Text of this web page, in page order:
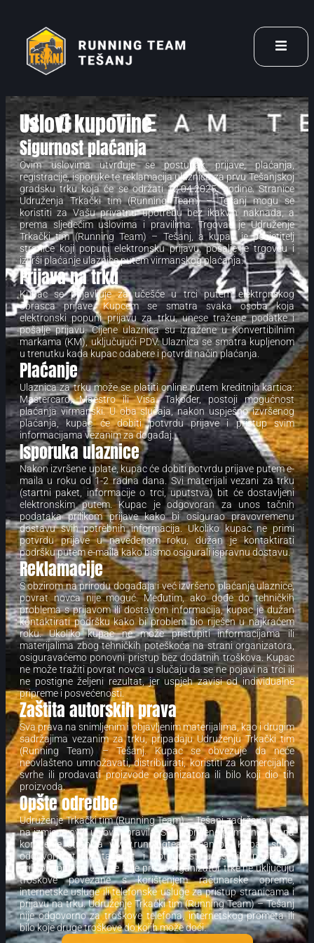
Uslovi kupovine
Sigurnost plaćanja
Ovim uslovima utvrđuje se postupak prijave, plaćanja,
registracije, isporuke te reklamacija ulaznica za prvu Tešanjskoj
gradsku trku koja će se održati 12.04.2025. godine. Stranice
Udruženja Trkački tim (Running Team) – Tešanj mogu se
koristiti za Vašu privatnu upotrebu bez ikakvih naknada, a
prema sljedećim uslovima i pravilima. Trgovac je Udruženje
Trkački tim (Running Team) – Tešanj, a kupac je posjetitelj
stranice koji popuni elektronsku prijavu, pošalje je trgovcu i
izvrši plaćanje ulaznice putem virmanskog plaćanja.
Prijava na trku
Kupac se prijavljuje za učešće u trci putem elektronskog
obrasca prijave. Kupcem se smatra svaka osoba koja
elektronski popuni prijavu za trku, unese tražene podatke i
pošalje prijavu. Cijene ulaznica su izražene u Konvertibilnim
markama (KM), uključujući PDV. Ulaznica se smatra kupljenom
u trenutku kada kupac odabere i potvrdi način plaćanja.
Plaćanje
Ulaznica za trku može se platiti online putem kreditnih kartica:
Mastercard, Maestro ili Visa. Također, postoji mogućnost
plaćanja virmanski. U oba slučaja, nakon uspješno izvršenog
plaćanja, kupac će dobiti potvrdu prijave i pristup svim
informacijama vezanim za događaj.
Isporuka ulaznice
Nakon izvršene uplate, kupac će dobiti potvrdu prijave putem e-
maila u roku od 1-2 radna dana. Svi materijali vezani za trku
(startni paket, informacije o trci, uputstva) bit će dostavljeni
elektronskim putem. Kupac je odgovoran za unos tačnih
podataka prilikom prijave kako bi osigurao pravovremenu
dostavu svih potrebnih informacija. Ukoliko kupac ne primi
potvrdu prijave u navedenom roku, dužan je kontaktirati
podršku putem e-maila kako bismo osigurali ispravnu dostavu.
Reklamacije
S obzirom na prirodu događaja i već izvršeno plaćanje ulaznice,
povrat novca nije moguć. Međutim, ako dođe do tehničkih
problema s prijavom ili dostavom informacija, kupac je dužan
kontaktirati podršku kako bi problem bio riješen u najkraćem
roku. Ukoliko kupac ne može pristupiti informacijama ili
materijalima zbog tehničkih poteškoća na strani organizatora,
osiguravaćemo ponovni pristup bez dodatnih troškova. Kupac
ne može tražiti povrat novca u slučaju da se ne pojavi na trci ili
ne postigne željeni rezultat, jer uspjeh zavisi od individualne
pripreme i posvećenosti.
Zaštita autorskih prava
Sva prava na snimljenim i objavljenim materijalima, kao i drugim
sadržajima vezanim za trku, pripadaju Udruženju Trkački tim
(Running Team) – Tešanj. Kupac se obvezuje da neće
neovlašteno umnožavati, distribuirati, koristiti za komercijalne
svrhe ili prodavati proizvode organizatora ili bilo koji dio tih
proizvoda.
Opšte odredbe
Udruženje Trkački tim (Running Team) – Tešanj zadržava pravo
na izmjenu ovih uslova i pravila. Sve promjene primijeniće se na
korištenje stranicawww.runningteamtesanj.ba . Kupac snosi
odgovornost za tačnost i potpunost unesenih podataka
prilikom prijave. Usluge koje pruža organizator trke ne uključuju
troškove povezane s korištenjem računarske opreme,
internetske usluge ili telefonske usluge za pristup stranicama i
prijavu na trku. Udruženje Trkački tim (Running Team) – Tešanj
nije odgovorno za troškove telefona, internetskog prometa ili
bilo koje druge troškove do kojih može doći.